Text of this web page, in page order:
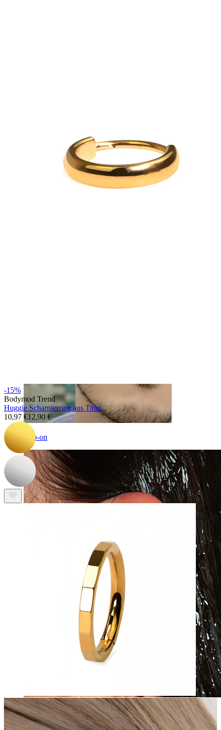
Clip-on
Wasserfest
Ohrpiercings
-15%
Bodymod Trend
Huggie Scharnierring aus Titan
10,97 €12,90 €